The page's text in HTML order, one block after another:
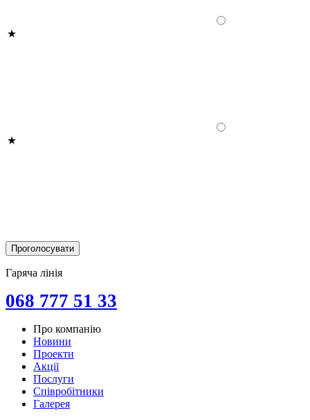
Гаряча лінія
068 777 51 33
Про компанію
Новини
Проекти
Акції
Послуги
Співробітники
Галерея